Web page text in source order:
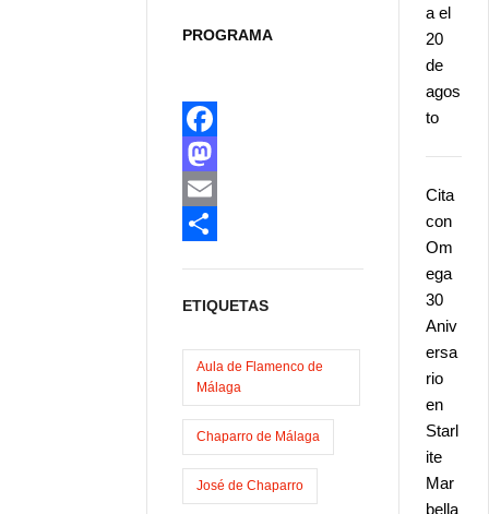
PROGRAMA
F
a
c
M
aE
t
i
ETIQUETAS
Aula de Flamenco de
Málaga
Chaparro de Málaga
José de Chaparro
a el
20
de
agos
to
Cita
con
Om
ega
30
Aniv
ersa
rio
en
Starl
ite
Mar
bella